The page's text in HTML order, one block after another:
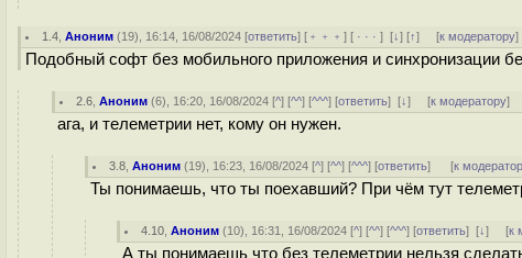
1.4 ,Аноним (19), 16:14, 16/08/2024 [ответить] [ ﹢﹢﹢] [ · · ·][↓] [↑] [к модератору]
Подобный софт без мобильного приложения и синхронизации
2.6 ,Аноним (6), 16:20, 16/08/2024 [^] [^^] [^^^] [ответить][↓] [к модератору]
ага, и телеметрии нет, кому он нужен.
3.8 ,Аноним (19), 16:23, 16/08/2024 [^] [^^] [^^^] [ответить] [к
Ты понимаешь, что ты поехавший? При чём тут
4.10 ,Аноним (10), 16:31, 16/08/2024 [^] [^^] [^^^] [ответить][↓] [к
А ты понимаешь что без телеметрии нельзя